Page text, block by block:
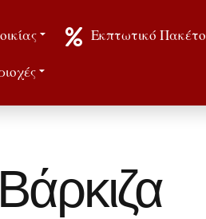
Εκπτωτικό Πακέτο